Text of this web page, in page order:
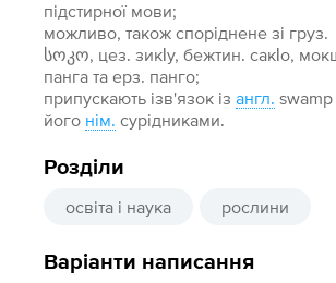
підстирної мови;
можливо, також споріднене зі груз.
სოკო, цез. зикӏу, бежтин. сакӏо,
панга та ерз. панго;
припускають ізв'язок ізангл. swamp
його нім. сурідниками.
Розділи
освіта і наука рослини
Варіанти написання